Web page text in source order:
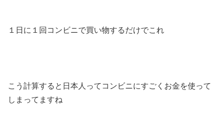
１日に１回コンビニで買い物するだけでこれ
こう計算すると日本人ってコンビニにすごくお金を使って
しまってますね